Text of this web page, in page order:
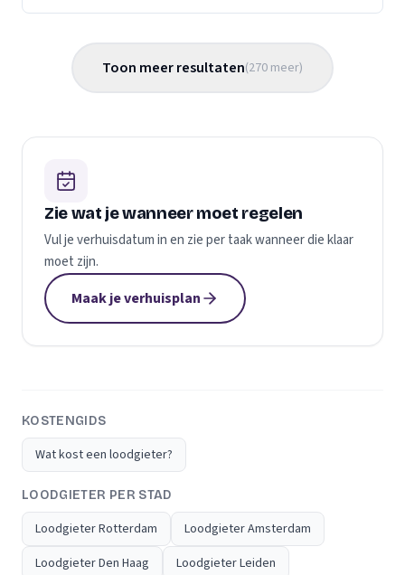
Toon meer resultaten(270 meer)
Zie wat je wanneer moet regelen
Vul je verhuisdatum in en zie per taak wanneer die klaar
moet zijn.
Maak je verhuisplan
KOSTENGIDS
Wat kost een loodgieter?
LOODGIETER PER STAD
Loodgieter Rotterdam
Loodgieter Amsterdam
Loodgieter Den Haag
Loodgieter Leiden